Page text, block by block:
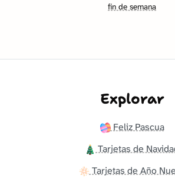
fin de semana
Explorar
Feliz Pascua
Tarjetas de
Tarjetas de Año